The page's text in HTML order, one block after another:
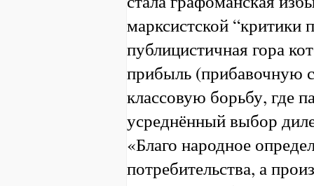
марксистской
публицистичная гора
прибыль (прибавочную
классовую борьбу, где
усреднённый выбор
«Благо народное
потребительства, а